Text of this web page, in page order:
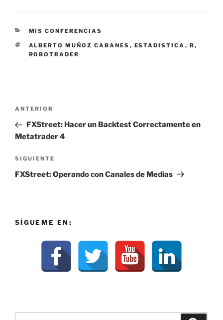
CATEGORÍAS
MIS CONFERENCIAS
ETIQUETAS
ALBERTO MUÑOZ CABANES , ESTADISTICA , R,
ROBOTRADER
Navegación
entradas
Entrada
anterior:
ANTERIOR
FXStreet: Hacer un Backtest Correctamente en
Metatrader 4
Siguiente
entrada
SIGUIENTE
FXStreet: Operando con Canales de Medias
SÍGUEME EN: